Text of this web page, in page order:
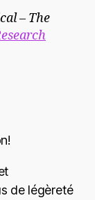
– The
de légèreté